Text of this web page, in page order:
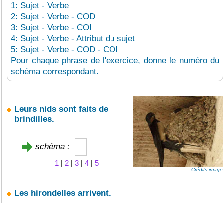
1: Sujet - Verbe
2: Sujet - Verbe - COD
3: Sujet - Verbe - COI
4: Sujet - Verbe - Attribut du sujet
5: Sujet - Verbe - COD - COI
Pour chaque phrase de l'exercice, donne le numéro du
schéma correspondant.
Crédits image
Leurs nids sont faits de
brindilles.
schéma :
1 | 2 | 3 | 4 | 5
Les hirondelles arrivent.